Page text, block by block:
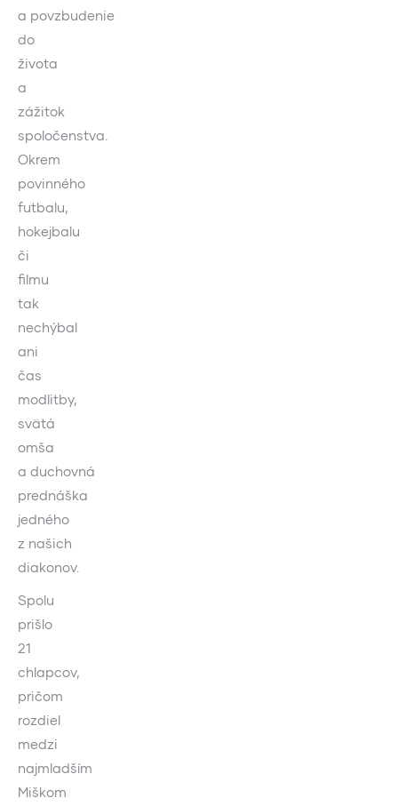
a povzbudenie
do
života
a
zážitok
spoločenstva.
Okrem
povinného
futbalu,
hokejbalu
či
filmu
tak
nechýbal
ani
čas
modlitby,
svätá
omša
a duchovná
prednáška
jedného
z našich
diakonov.
Spolu
prišlo
21
chlapcov,
pričom
rozdiel
medzi
najmladším
Miškom